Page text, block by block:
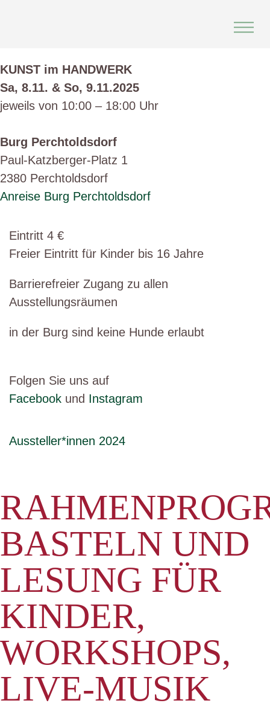
KUNST im HANDWERK
Sa, 8.11. & So, 9.11.2025
jeweils von 10:00 – 18:00 Uhr
Burg Perchtoldsdorf
Paul-Katzberger-Platz 1
2380 Perchtoldsdorf
Anreise Burg Perchtoldsdorf
Eintritt 4 €
Freier Eintritt für Kinder bis 16 Jahre
Barrierefreier Zugang zu allen
Ausstellungsräumen
in der Burg sind keine Hunde erlaubt
Folgen Sie uns auf
Facebook und Instagram
Aussteller*innen 2024
BASTELN UND
LESUNG FÜR
KINDER,
WORKSHOPS,
LIVE-MUSIK